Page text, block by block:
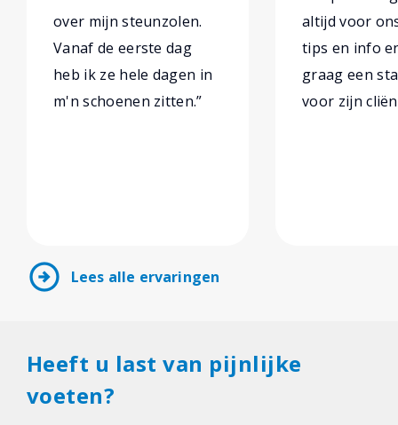
over mijn steunzolen.
Vanaf de eerste dag
heb ik ze hele dagen in
m'n schoenen zitten.”
altijd voor
tips en info
graag een
voor zijn
arrow_circle_right Lees alle ervaringen
Heeft u last van pijnlijke
voeten?